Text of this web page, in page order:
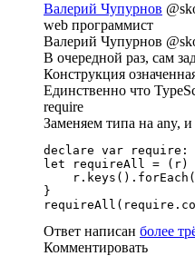
Валерий Чупурнов
web программист
Валерий Чупурнов
В очередной раз, сам
Конструкция
Единственно что
require
Заменяем типа на any, и
declare var require:
let requireAll = (r)
}
Ответ написан более
Комментировать